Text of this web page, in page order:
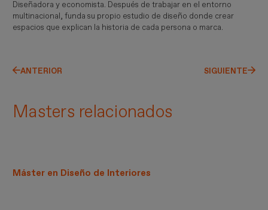
Diseñadora y economista. Después de trabajar en el entorno
multinacional, funda su propio estudio de diseño donde crear
espacios que explican la historia de cada persona o marca.
ANTERIOR SIGUIENTE
Masters relacionados
Máster en Diseño de Interiores